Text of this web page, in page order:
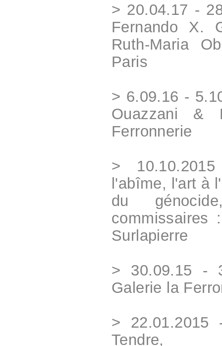
> 20.04.17 -
Fernando X.
Ruth-Maria
Paris
> 6.09.16 -
Ouazzani &
Ferronnerie
>
l'abîme, l'art à
du
commissaires
Surlapierre
> 30.09.15 -
Galerie la
>
Tendre,